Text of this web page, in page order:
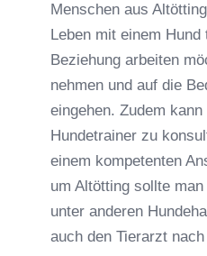
Menschen aus
Leben mit einem
Beziehung arbeiten
nehmen und auf die
eingehen. Zudem
Hundetrainer zu
einem kompetenten
um Altötting sollte
unter anderen
auch den Tierarzt